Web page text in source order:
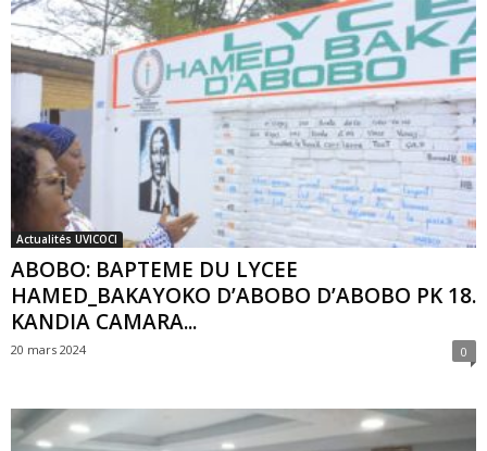
Actualités UVICOCI
ABOBO: BAPTEME DU LYCEE
HAMED_BAKAYOKO D’ABOBO D’ABOBO PK 18.
KANDIA CAMARA...
20 mars 2024 0